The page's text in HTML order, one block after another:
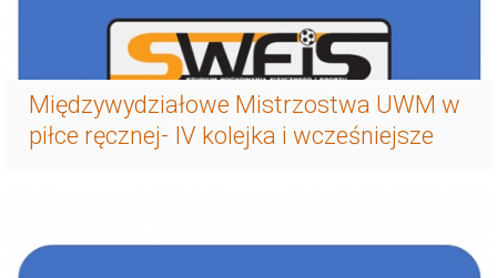
Międzywydziałowe Mistrzostwa UWM w
piłce ręcznej- IV kolejka i wcześniejsze